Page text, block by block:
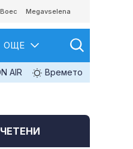
Boec Megavselena
ОЩЕ
AIR Времето
ЧЕТЕНИ